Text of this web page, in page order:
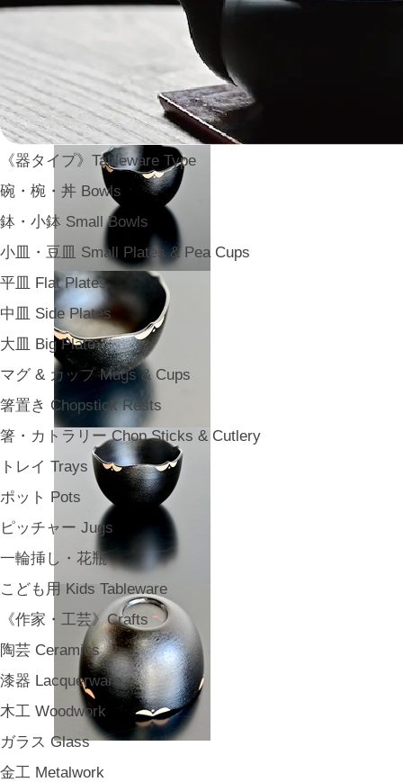
《器タイプ》Tableware Type
碗・椀・丼 Bowls
鉢・小鉢 Small Bowls
小皿・豆皿 Small Plates & Pea Cups
平皿 Flat Plates
中皿 Side Plates
大皿 Big Plate
マグ & カップ Mugs & Cups
箸置き Chopstick Rests
箸・カトラリー Chop Sticks & Cutlery
トレイ Trays
ポット Pots
ピッチャー Jugs
一輪挿し・花瓶
こども用 Kids Tableware
《作家・工芸》Crafts
陶芸 Ceramics
漆器 Lacquerware
木工 Woodwork
ガラス Glass
金工 Metalwork